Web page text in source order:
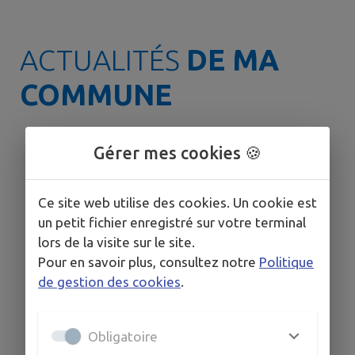
ACTUALITÉS DE MA
COMMUNE
toujours placé en vigilance orange
canicule. ➡️ Conformément aux
recommandations de la
Préfecture, le Plan Communal de
Sauvegarde (PCS) est activé et un
Salle des Rencontres – Place de
Gérer mes cookies 🍪
Ce site web utilise des cookies. Un cookie est
un petit fichier enregistré sur votre terminal
lors de la visite sur le site.
Pour en savoir plus, consultez notre Politique
de gestion des cookies.
Obligatoire